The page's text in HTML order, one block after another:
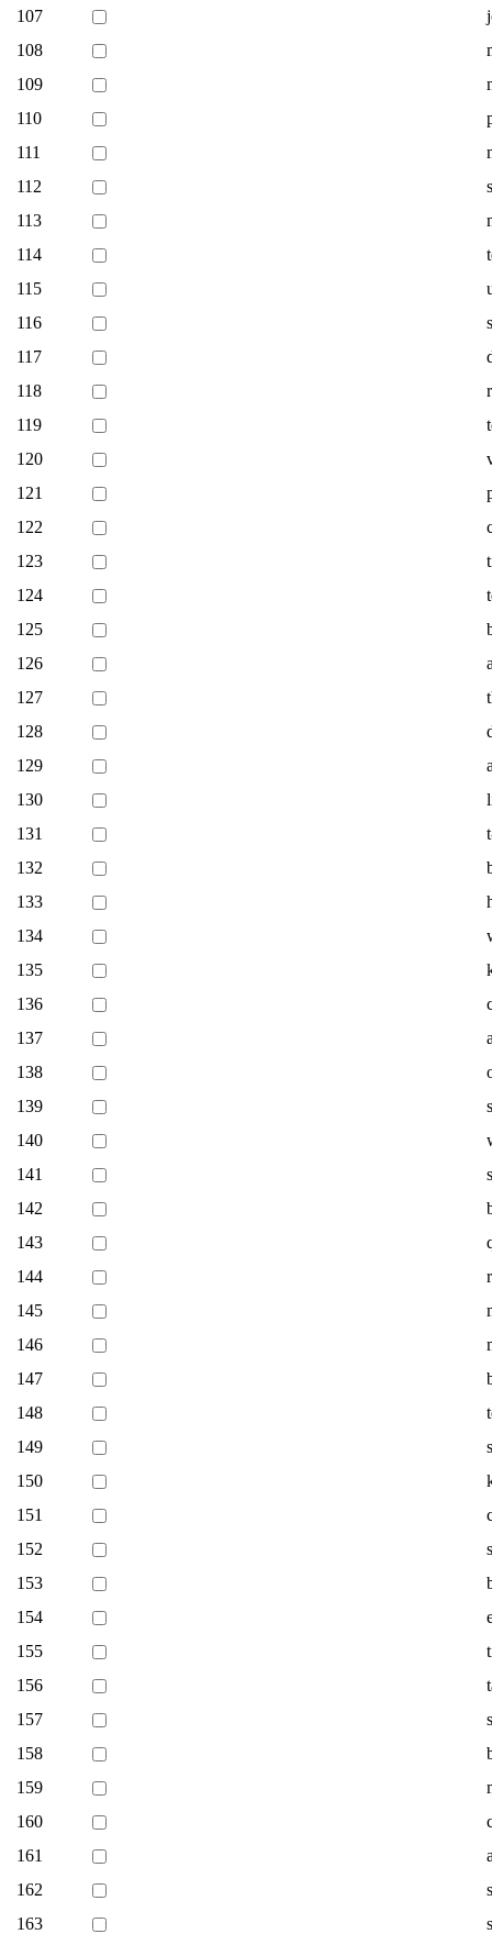
107
108
109
110
111
112
113
114
115
116
117
118
119
120
121
122
123
124
125
126
127
128
129
130
131
132
133
134
135
136
137
138
139
140
141
142
143
144
145
146
147
148
149
150
151
152
153
154
155
156
157
158
159
160
161
162
163